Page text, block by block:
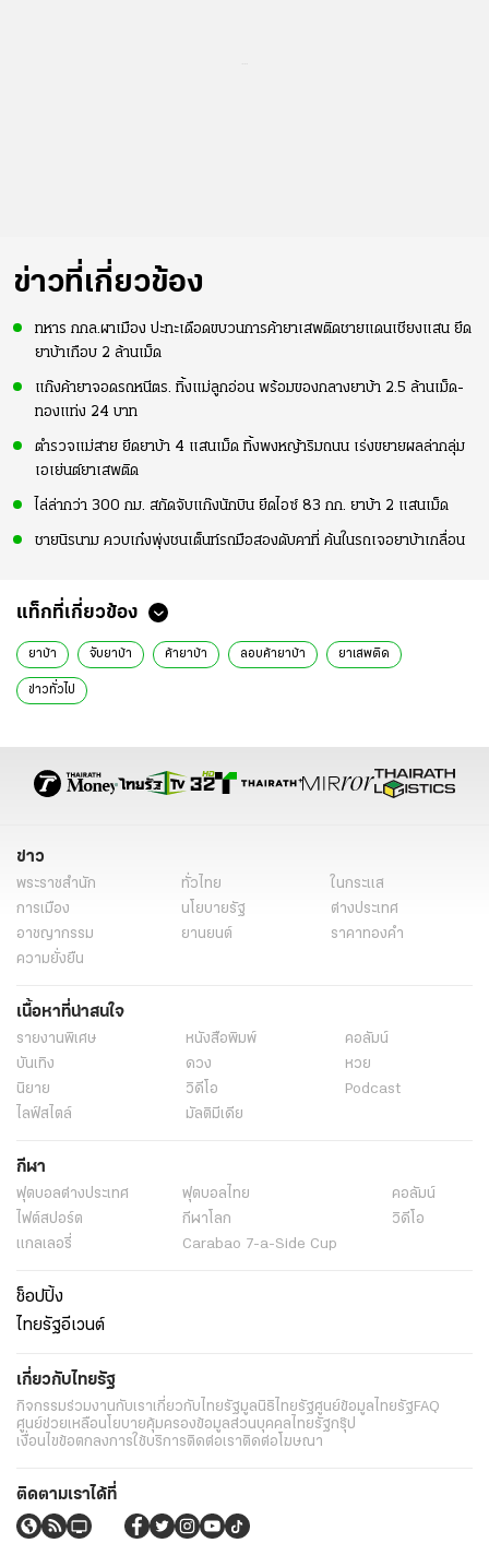
ข่าวที่เกี่ยวข้อง
ทหาร กกล.ผาเมือง ปะทะเดือดขบวนการค้ายาเสพติดชายแดนเชียงแสน ยึด
ยาบ้าเกือบ 2 ล้านเม็ด
แก๊งค้ายาจอดรถหนีตร. ทิ้งแม่ลูกอ่อน พร้อมของกลางยาบ้า 2.5 ล้านเม็ด-
ทองแท่ง 24 บาท
ตำรวจแม่สาย ยึดยาบ้า 4 แสนเม็ด ทิ้งพงหญ้าริมถนน เร่งขยายผลล่ากลุ่ม
เอเย่นต์ยาเสพติด
ไล่ล่ากว่า 300 กม. สกัดจับแก๊งนักบิน ยึดไอซ์ 83 กก. ยาบ้า 2 แสนเม็ด
ชายนิรนาม ควบเก๋งพุ่งชนเต็นท์รถมือสองดับคาที่ ค้นในรถเจอยาบ้าเกลื่อน
แท็กที่เกี่ยวข้อง
ยาบ้า จับยาบ้า ค้ายาบ้า ลอบค้ายาบ้า ยาเสพติด
ข่าวทั่วไป
ข่าว
พระราชสำนัก ทั่วไทย
ในกระแส
การเมือง
นโยบายรัฐ
ต่างประเทศ
อาชญากรรม
ยานยนต์
ราคาทองคำ
ความยั่งยืน
เนื้อหาที่น่าสนใจ
รายงานพิเศษ หนังสือพิมพ์
คอลัมน์
บันเทิง
ดวง
หวย
นิยาย
วิดีโอ
Podcast
ไลฟ์สไตล์
มัลติมีเดีย
กีฬา
ฟุตบอลต่่างประเทศ ฟุตบอลไทย
คอลัมน์
ไฟต์สปอร์ต
กีฬาโลก
วิดีโอ
แกลเลอรี่
Carabao 7-a-Side Cup
ช็อปปิ้ง
ไทยรัฐอีเวนต์
เกี่ยวกับไทยรัฐ
กิจกรรมร่วมงานกับเราเกี่ยวกับไทยรัฐมูลนิธิไทยรัฐศูนย์ข้อมูลไทยรัฐFAQ
ศูนย์ช่วยเหลือนโยบายคุ้มครองข้อมูลส่วนบุคคลไทยรัฐกรุ๊ป
เงื่อนไขข้อตกลงการใช้บริการติดต่อเราติดต่อโฆษณา
ติดตามเราได้ที่